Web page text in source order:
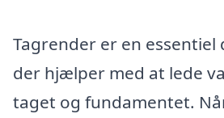
Tagrender er en essentiel
der hjælper med at lede
taget og fundamentet.